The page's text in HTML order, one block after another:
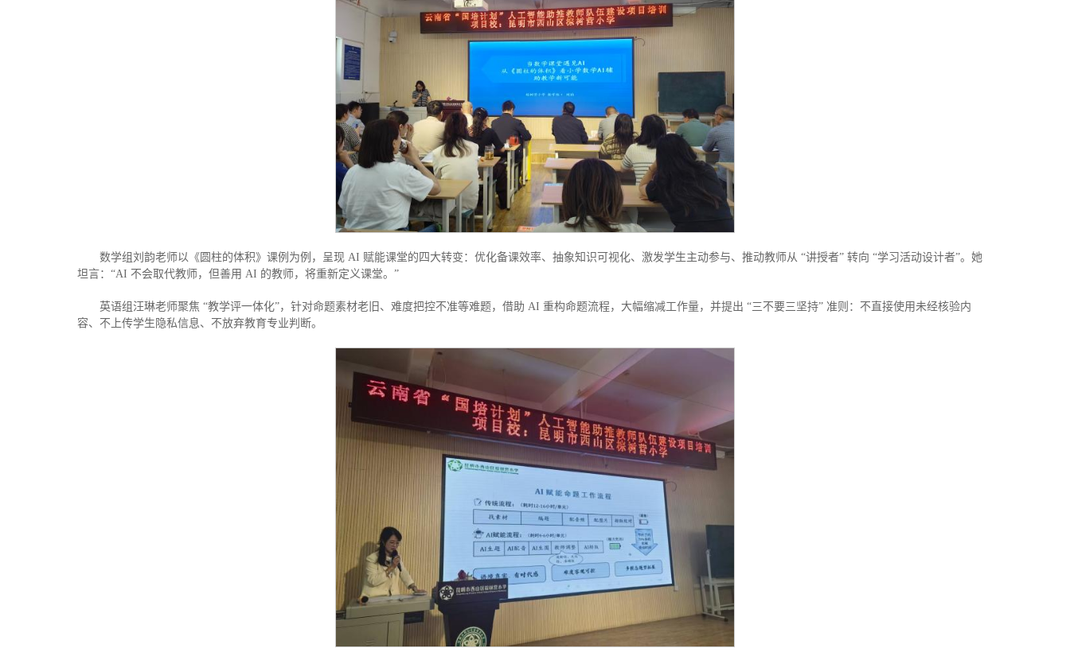
数学组刘韵老师以《圆柱的体积》课例为例，呈现 AI 赋能课堂的四大转变：优化备课效率、抽象知识可视化、激发学生主动参与、推动教师从 “讲授者” 转向 “学习活动设计者”。她
坦言：“AI 不会取代教师，但善用 AI 的教师，将重新定义课堂。”
英语组汪琳老师聚焦 “教学评一体化”，针对命题素材老旧、难度把控不准等难题，借助 AI 重构命题流程，大幅缩减工作量，并提出 “三不要三坚持” 准则：不直接使用未经核验内
容、不上传学生隐私信息、不放弃教育专业判断。